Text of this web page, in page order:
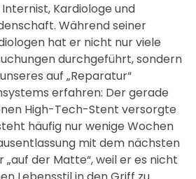
Kardiologe und
Während seiner
hat er nicht nur viele
durchgeführt, sondern
auf „Reparatur“
erfahren: Der gerade
High-Tech-Stent versorgte
häufig nur wenige Wochen
mit dem nächsten
der Matte“, weil er es nicht